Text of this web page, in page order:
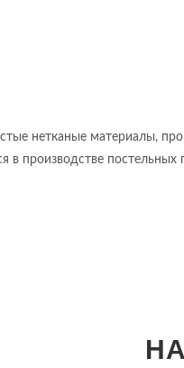
нетканые материалы,
в производстве